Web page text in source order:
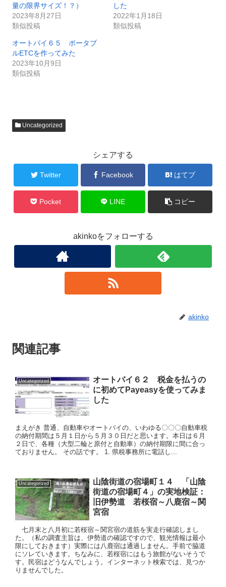
量の限界サイズ！？）
2023年8月27日
類似投稿
した
2022年1月18日
類似投稿
オートバイ６５ ポータブ
ルETCを作ってみた
2023年10月9日
類似投稿
Uncategorized
シェアする
Twitter Facebook はてブ
Pocket LINE コピー
akinkoをフォローする
akinko
関連記事
Uncategorized
オートバイ６２ 税金を払うの
に初めてPayeasyを使ってみま
した
まえがき 普通、自動車やオートバイの、いわゆる〇〇〇自動車税
の納付期間は５月１日から５月３０日だと思います。本日は６月
２日で、各種（大型二輪と原付と自動車）の納付期限に間に合っ
ておりません。 その話です。 1. 県税事務所に電話し...
Uncategorized
山陰街道の宿場町１４ 「山陰
街道の宿場町４」の実地検証：
旧伊勢道 若桜宿～八鹿宿～関
宮宿
七月末と八月初に若桜宿～関宮宿の道筋を実走行確認しまし
た。（私の調査主旨は、伊勢道の確認ですので、観光情報は最小
限にしておきます）実際には八鹿宿は通過しません。手前で脇道
にソレていきます。ちなみに、若桜宿にはもう旅館がないそうで
す。民宿はどうなんでしょう。インターネット検索では、見つか
りませんでした。